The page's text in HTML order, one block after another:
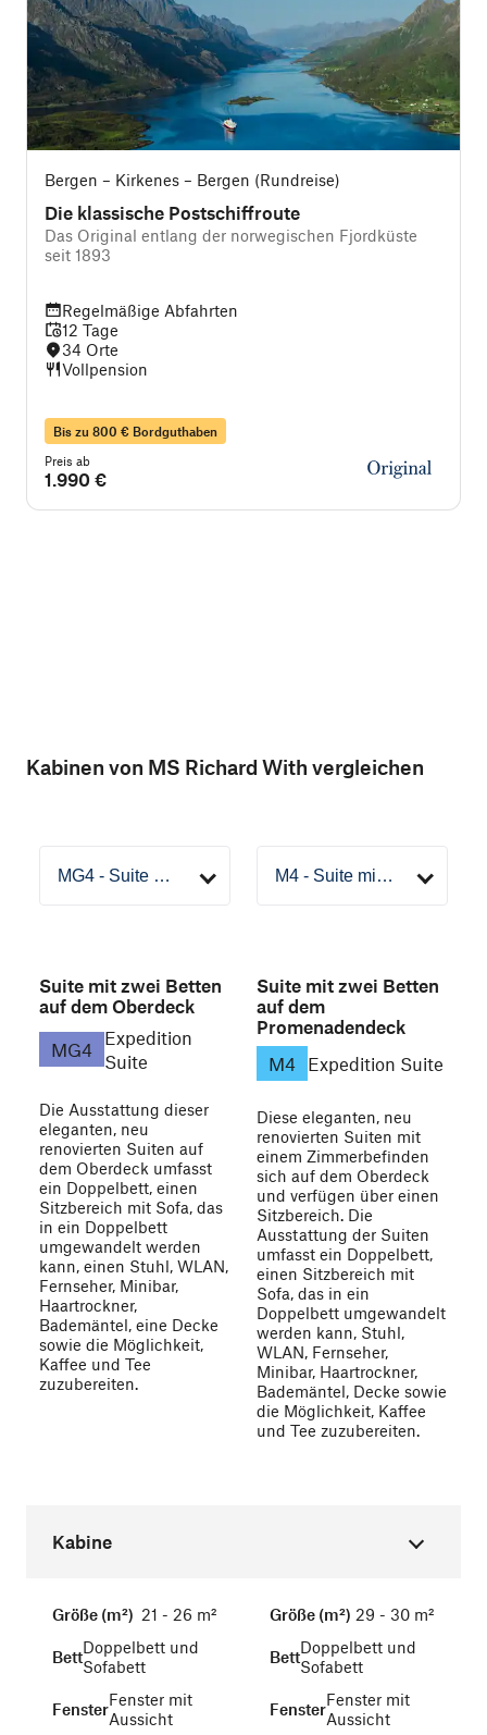
Bergen – Kirkenes – Bergen (Rundreise)
Die klassische Postschiffroute
Das Original entlang der norwegischen Fjordküste
seit 1893
Regelmäßige Abfahrten
12 Tage
34 Orte
Vollpension
Bis zu 800 € Bordguthaben
Preis ab
1.990 €
Kabinen von MS Richard With vergleichen
Suite mit zwei Betten
auf dem Oberdeck
MG4
Expedition
Suite
Die Ausstattung dieser
eleganten, neu
renovierten Suiten auf
dem Oberdeck umfasst
ein Doppelbett, einen
Sitzbereich mit Sofa, das
in ein Doppelbett
umgewandelt werden
kann, einen Stuhl, WLAN,
Fernseher, Minibar,
Haartrockner,
Bademäntel, eine Decke
sowie die Möglichkeit,
Kaffee und Tee
zuzubereiten.
Suite mit zwei Betten
auf dem
Promenadendeck
M4 Expedition Suite
Diese eleganten, neu
renovierten Suiten mit
einem Zimmerbefinden
sich auf dem Oberdeck
und verfügen über einen
Sitzbereich. Die
Ausstattung der Suiten
umfasst ein Doppelbett,
einen Sitzbereich mit
Sofa, das in ein
Doppelbett umgewandelt
werden kann, Stuhl,
WLAN, Fernseher,
Minibar, Haartrockner,
Bademäntel, Decke sowie
die Möglichkeit, Kaffee
und Tee zuzubereiten.
Kabine
Größe (m²) 21 - 26 m²
BettDoppelbett und
Sofabett
FensterFenster mit
Aussicht
Größe (m²) 29 - 30 m²
BettDoppelbett und
Sofabett
FensterFenster mit
Aussicht